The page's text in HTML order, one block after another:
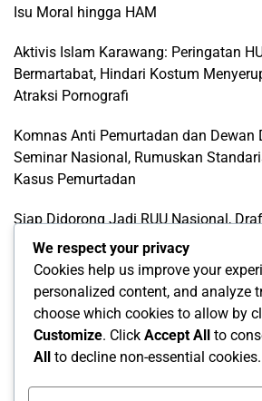
Isu Moral hingga HAM
Aktivis Islam Karawang: Peringatan
Bermartabat, Hindari Kostum
Atraksi Pornografi
Komnas Anti Pemurtadan dan Dewan
Seminar Nasional, Rumuskan
Kasus Pemurtadan
Siap Didorong Jadi RUU Nasional,
LGBTQ+ Karawang Diterima Ust.
Wujud Kontribusi Karawang:
L68TQ+ Hingga Tingkat Pusat
Categories
We respect your privacy
Cookies help us improve your
personalized content, and analyze
choose which cookies to allow by
Customize. Click Accept All to
All to decline non-essential cookies.